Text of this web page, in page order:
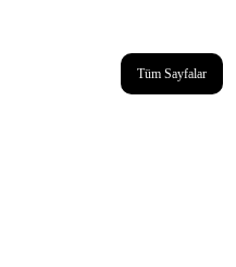
Tüm Sayfalar